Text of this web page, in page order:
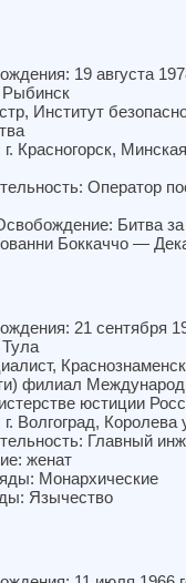
19 августа
Рыбинск
Институт
Красногорск,
Оператор
Битва за
Боккаччо —
21 сентября
филиал
юстиции
Волгоград, Королева
Главный
женат
Монархические
Язычество